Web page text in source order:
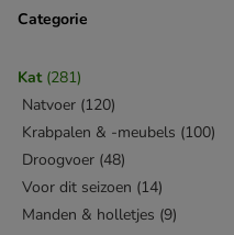
Categorie
Kat (281)
Natvoer (120)
Krabpalen & -meubels (100)
Droogvoer (48)
Voor dit seizoen (14)
Manden & holletjes (9)